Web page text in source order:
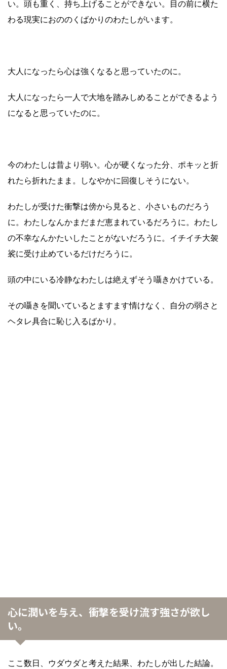
い。頭も重く、持ち上げることができない。目の前に横た
わる現実におののくばかりのわたしがいます。
大人になったら心は強くなると思っていたのに。
大人になったら一人で大地を踏みしめることができるよう
になると思っていたのに。
今のわたしは昔より弱い。心が硬くなった分、ポキッと折
れたら折れたまま。しなやかに回復しそうにない。
わたしが受けた衝撃は傍から見ると、小さいものだろう
に。わたしなんかまだまだ恵まれているだろうに。わたし
の不幸なんかたいしたことがないだろうに。イチイチ大袈
裟に受け止めているだけだろうに。
頭の中にいる冷静なわたしは絶えずそう囁きかけている。
その囁きを聞いているとますます情けなく、自分の弱さと
ヘタレ具合に恥じ入るばかり。
心に潤いを与え、衝撃を受け流す強さが欲し
い。
ここ数日、ウダウダと考えた結果、わたしが出した結論。